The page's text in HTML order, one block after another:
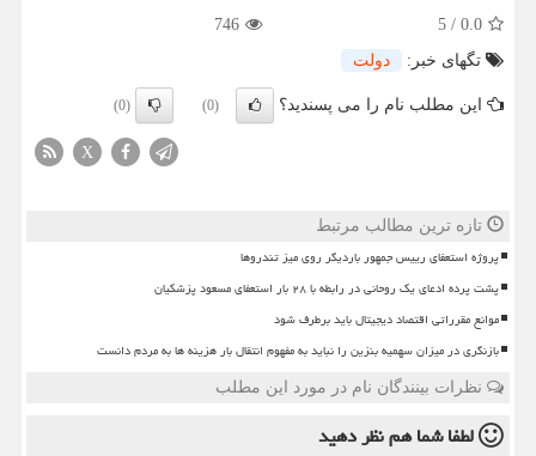
0.0
/
5
746
تگهای خبر:
دولت
این مطلب نام را می پسندید؟ (0)
(0)
X
تازه ترین مطالب مرتبط
پروژه استعفای رییس جمهور باردیگر روی میز تندروها
پشت پرده ادعای یک روحانی در رابطه با ۲۸ بار استعفای مسعود پزشکیان
موانع مقرراتی اقتصاد دیجیتال باید برطرف شود
بازنگری در میزان سهمیه بنزین را نباید به مفهوم انتقال بار هزینه ها به مردم دانست
نظرات بینندگان نام در مورد این مطلب
لطفا شما همنظر دهید